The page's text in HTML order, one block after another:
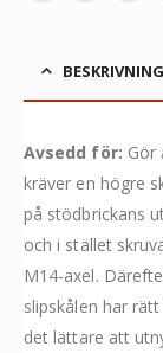
BESKRIVNING
Avsedd för: Gör
kräver en högre
på stödbrickans
och i stället
M14-axel.
slipskålen har
det lättare att